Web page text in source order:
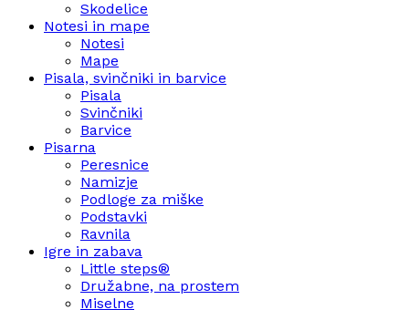
Skodelice
Notesi in mape
Notesi
Mape
Pisala, svinčniki in barvice
Pisala
Svinčniki
Barvice
Pisarna
Peresnice
Namizje
Podloge za miške
Podstavki
Ravnila
Igre in zabava
Little steps®
Družabne, na prostem
Miselne